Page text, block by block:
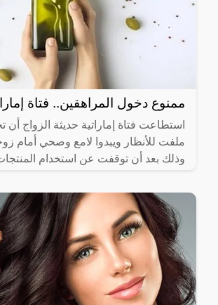
ممنوع دخول المراهقين.. فتاة
استطاعت فتاة إماراتية حديثة الزواج
ملفت للأنظار ويبدوا لامع وصحي أمام
وذلك بعد أن توقفت عن استخدام